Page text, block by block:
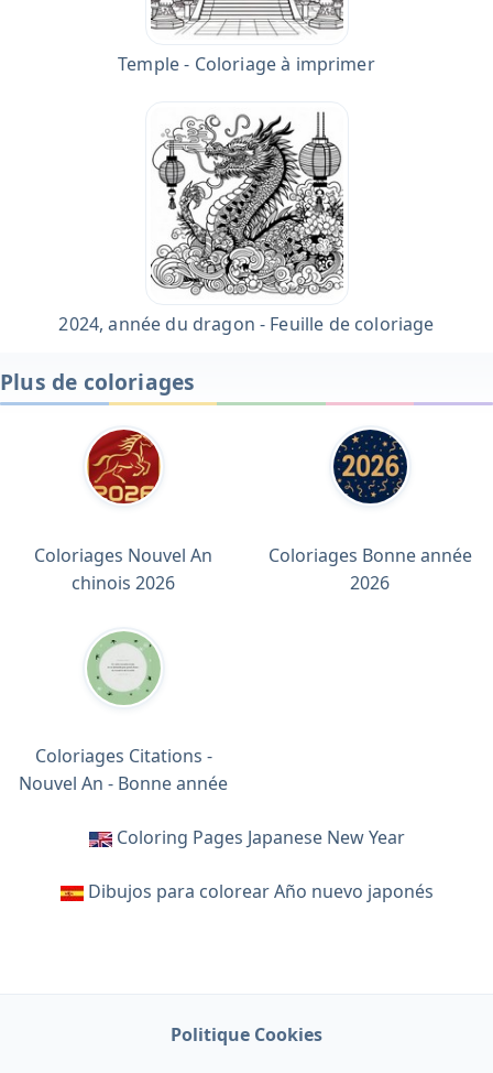
Temple - Coloriage à imprimer
2024, année du dragon - Feuille de coloriage
Plus de coloriages
Coloriages Nouvel An
chinois 2026
Coloriages Bonne année
2026
Coloriages Citations -
Nouvel An - Bonne année
Coloring Pages Japanese New Year
Dibujos para colorear Año nuevo japonés
Politique Cookies